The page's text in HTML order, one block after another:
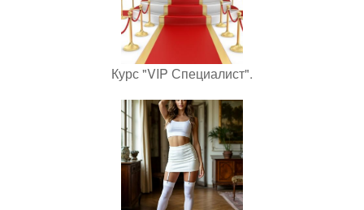
Курс "VIP Специалист".